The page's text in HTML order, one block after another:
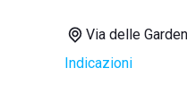
Via delle
Indicazioni